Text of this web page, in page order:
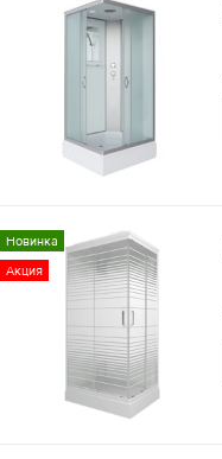
Новинка
Акция